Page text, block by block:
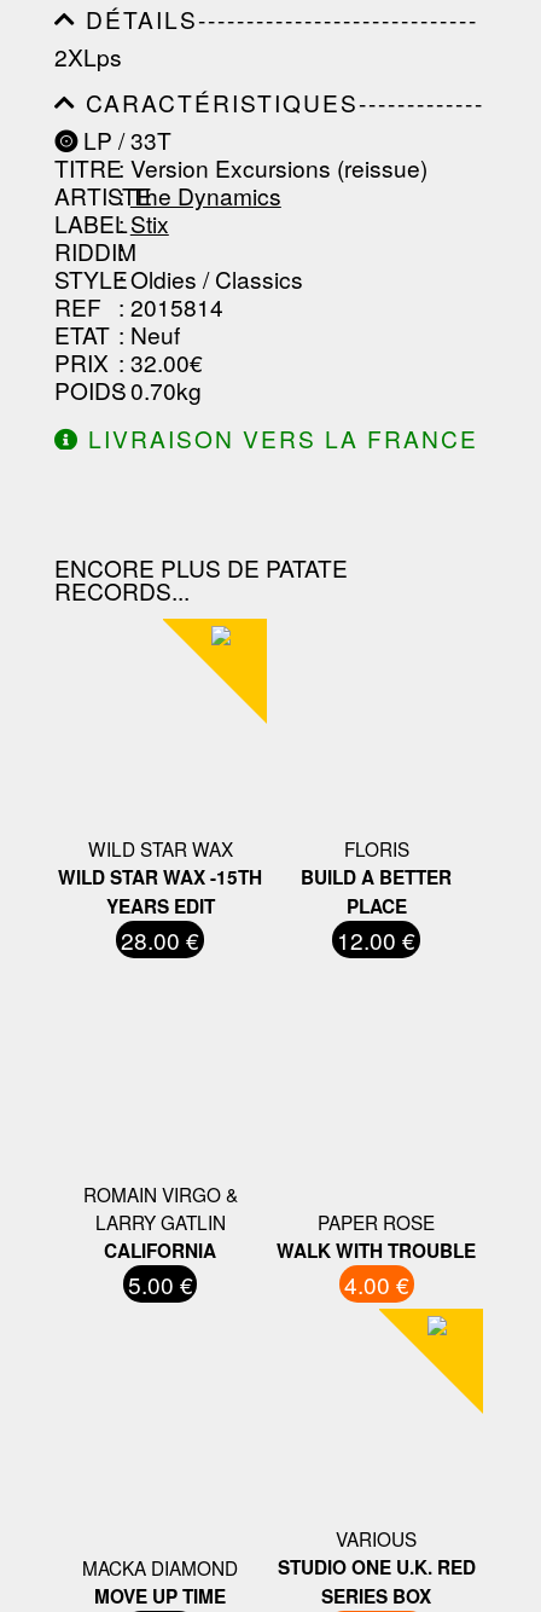
DÉTAILS-----------------------------
-----------------------------------------
-----------------------------------------
-----------------------------------------
-----------------------------------------
----------------
2XLps
CARACTÉRISTIQUES-------------
-----------------------------------------
-----------------------------------------
-----------------------------------------
-----------------------------------------
--------------------------------
LP / 33T
TITRE: Version Excursions (reissue)
ARTISTE
:The Dynamics
LABEL
:Stix
RIDDIM
:
STYLE: Oldies / Classics
REF : 2015814
ETAT : Neuf
PRIX : 32.00€
POIDS: 0.70kg
LIVRAISON VERS LA FRANCE
ENCORE PLUS DE PATATE
RECORDS...
WILD STAR WAX
WILD STAR WAX -15TH
YEARS EDIT
28.00 €
FLORIS
BUILD A BETTER
PLACE
12.00 €
ROMAIN VIRGO &
LARRY GATLIN
CALIFORNIA
5.00 €
PAPER ROSE
WALK WITH TROUBLE
4.00 €
MACKA DIAMOND
MOVE UP TIME
VARIOUS
STUDIO ONE U.K. RED
SERIES BOX